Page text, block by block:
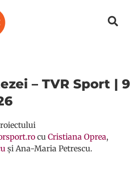
– TVR Sport | 9
cu Cristiana Oprea,
și Ana-Maria Petrescu.